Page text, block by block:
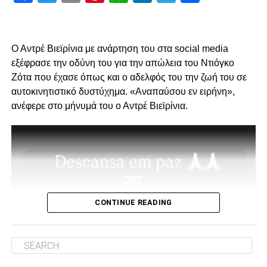
διοικητικά ζητήματα που αφορούν την επόμενη μέρα του
ΠΑΟΚ.
Ο λόγος της επίσκεψης… απλός, “Κύριοι, με την δικιά μας
στήριξη παραμείνατε 15μελες μετά την παραίτηση
Για εμάς δεν έχει αλλάξει κάτι, οι λόγοι της στήριξης μας
από την αρχή μέχρι σήμερα παραμένουν ίδιοι.
Ο Αντρέ Βιεϊρίνια με ανάρτηση του στα social media
εξέφρασε την οδύνη του για την απώλεια του Ντιόγκο
Ζότα που έχασε όπως και ο αδελφός του την ζωή του σε
αυτοκινητιστικό δυστύχημα. «Αναπαύσου εν ειρήνη»,
ανέφερε στο μήνυμά του ο Αντρέ Βιεϊρίνια.
CONTINUE READING